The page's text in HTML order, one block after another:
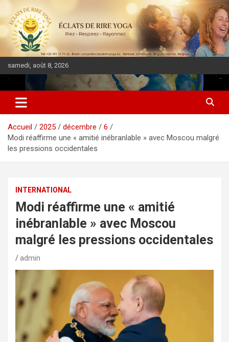
samedi, août 8, 2026
DIASPORA PULSE
Accueil 2025 décembre
6
Modi réaffirme une « amitié inébranlable » avec Moscou malgré
les pressions occidentales
INTERNATIONAL
Modi réaffirme une « amitié
inébranlable » avec Moscou
malgré les pressions occidentales
admin